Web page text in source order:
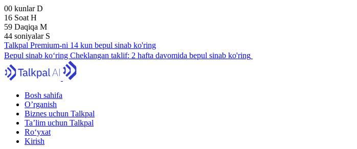
00 kunlarD
16 Soat H
59 Daqiqa M
43 soniyalar S
Talkpal Premium-ni 14 kun bepul sinab ko'ring
Bepul sinab ko‘ring Cheklangan taklif: 2 hafta davomida bepul sinab ko'ring
Bosh sahifa
O’rganish
Biznes uchun Talkpal
Ta’lim uchun Talkpal
Ro‘yxat
Kirish